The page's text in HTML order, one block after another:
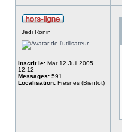
Jedi Ronin
Inscrit le: Mar 12 Juil 2005
12:12
Messages: 591
Localisation: Fresnes (Bientot)